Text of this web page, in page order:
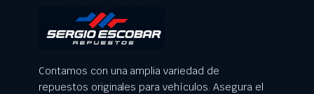
Contamos con una amplia variedad de
repuestos originales para vehículos. Asegura el